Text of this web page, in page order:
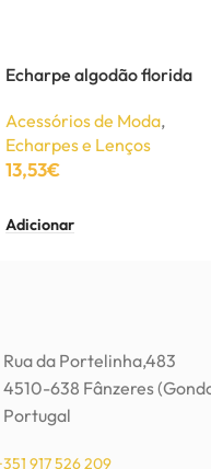
Echarpe algodão florida
Acessórios de Moda,
Echarpes e Lenços
13,53€
Adicionar
Rua da Portelinha,483
4510-638 Fânzeres
Portugal
917 526 209